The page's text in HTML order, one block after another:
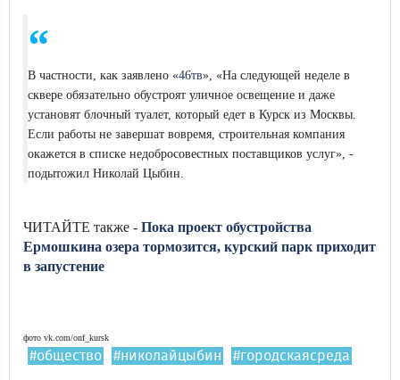
В частности, как заявлено «46тв», «На следующей неделе в
сквере обязательно обустроят уличное освещение и даже
установят блочный туалет, который едет в Курск из Москвы.
Если работы не завершат вовремя, строительная компания
окажется в списке недобросовестных поставщиков услуг», -
подытожил Николай Цыбин.
ЧИТАЙТЕ также - Пока проект обустройства
Ермошкина озера тормозится, курский парк приходит
в запустение
фото vk.com/onf_kursk
#общество #николайцыбин #городскаясреда